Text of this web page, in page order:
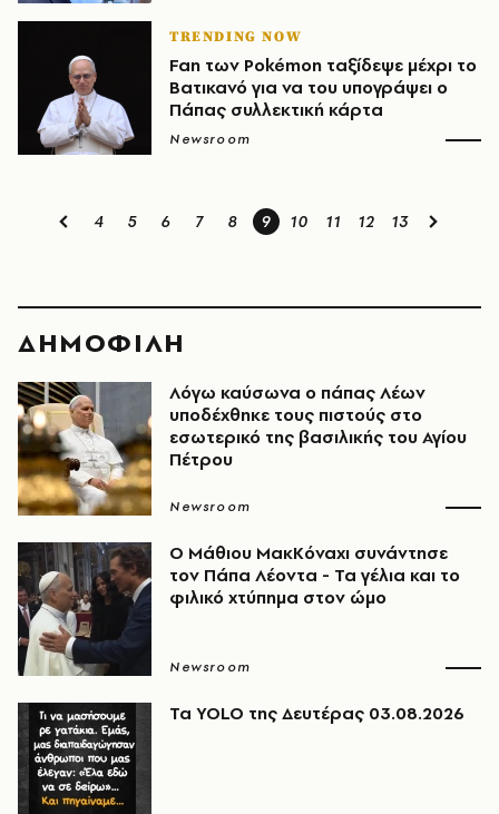
TRENDING NOW
Fan των Pokémon ταξίδεψε μέχρι το
Βατικανό για να του υπογράψει ο
Πάπας συλλεκτική κάρτα
Newsroom
4 5 6 7 8 9 10 11 12 13
ΔΗΜΟΦΙΛΗ
Λόγω καύσωνα ο πάπας Λέων
υποδέχθηκε τους πιστούς στο
εσωτερικό της βασιλικής του Αγίου
Πέτρου
Newsroom
Ο Μάθιου ΜακΚόναχι συνάντησε
τον Πάπα Λέοντα - Τα γέλια και το
φιλικό χτύπημα στον ώμο
Newsroom
Τα YOLO της Δευτέρας 03.08.2026